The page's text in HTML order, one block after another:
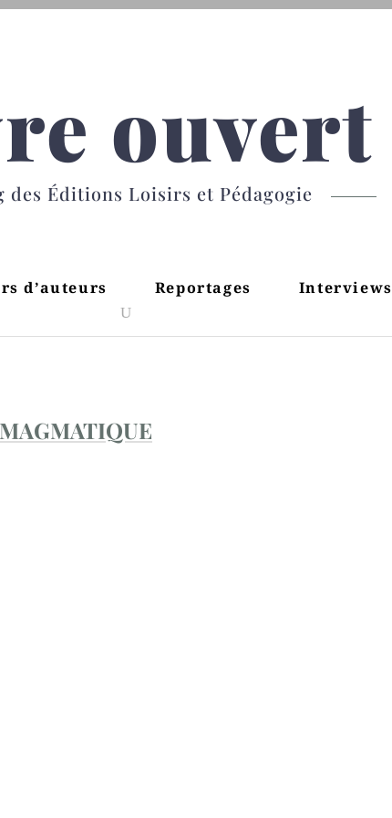
ouvert
des Éditions Loisirs et Pédagogie
d’auteurs Reportages Interviews
MAGMATIQUE